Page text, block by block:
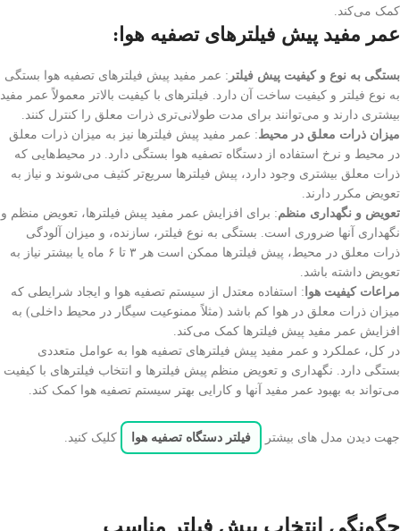
کمک می‌کند.
عمر مفید پیش فیلترهای تصفیه هوا:
بستگی به نوع و کیفیت پیش فیلتر : عمر مفید پیش فیلترهای تصفیه هوا بستگی
به نوع فیلتر و کیفیت ساخت آن دارد. فیلترهای با کیفیت بالاتر معمولاً عمر مفید
بیشتری دارند و می‌توانند برای مدت طولانی‌تری ذرات معلق را کنترل کنند.
میزان ذرات معلق در محیط: عمر مفید پیش فیلترها نیز به میزان ذرات معلق
در محیط و نرخ استفاده از دستگاه تصفیه هوا بستگی دارد. در محیط‌هایی که
ذرات معلق بیشتری وجود دارد، پیش فیلترها سریع‌تر کثیف می‌شوند و نیاز به
تعویض مکرر دارند.
تعویض و نگهداری منظم: برای افزایش عمر مفید پیش فیلترها، تعویض منظم و
نگهداری آنها ضروری است. بستگی به نوع فیلتر، سازنده، و میزان آلودگی
ذرات معلق در محیط، پیش فیلترها ممکن است هر ۳ تا ۶ ماه یا بیشتر نیاز به
تعویض داشته باشد.
مراعات کیفیت هوا : استفاده معتدل از سیستم تصفیه هوا و ایجاد شرایطی که
میزان ذرات معلق در هوا کم باشد (مثلاً ممنوعیت سیگار در محیط داخلی) به
افزایش عمر مفید پیش فیلترها کمک می‌کند.
در کل، عملکرد و عمر مفید پیش فیلترهای تصفیه هوا به عوامل متعددی
بستگی دارد. نگهداری و تعویض منظم پیش فیلترها و انتخاب فیلترهای با کیفیت
می‌تواند به بهبود عمر مفید آنها و کارایی بهتر سیستم تصفیه هوا کمک کند.
جهت دیدن مدل های بیشتر فیلتر دستگاه تصفیه هوا کلیک کنید.